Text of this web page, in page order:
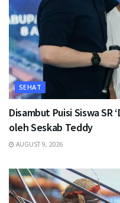
SEHAT
Disambut Puisi Siswa SR
oleh Seskab Teddy
AUGUST 9, 2026